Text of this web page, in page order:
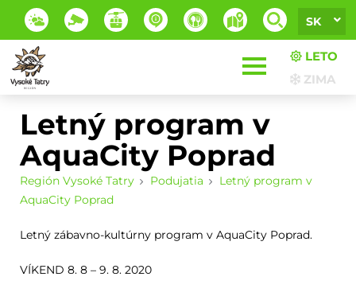
SK
LETO
ZIMA
Letný program v
AquaCity Poprad
Región Vysoké Tatry Podujatia
Letný program v
AquaCity Poprad
Letný zábavno-kultúrny program v AquaCity Poprad.
VÍKEND 8. 8 – 9. 8. 2020